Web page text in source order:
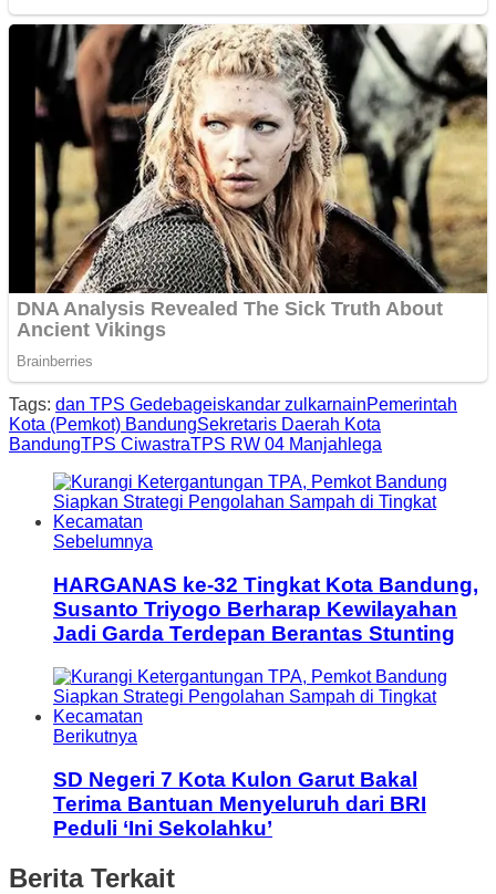
Tags: dan TPS Gedebageiskandar zulkarnainPemerintah
Kota (Pemkot) BandungSekretaris Daerah Kota
BandungTPS CiwastraTPS RW 04 Manjahlega
Sebelumnya
HARGANAS ke-32 Tingkat Kota Bandung,
Susanto Triyogo Berharap Kewilayahan
Jadi Garda Terdepan Berantas Stunting
Berikutnya
SD Negeri 7 Kota Kulon Garut Bakal
Terima Bantuan Menyeluruh dari BRI
Peduli ‘Ini Sekolahku’
Berita Terkait